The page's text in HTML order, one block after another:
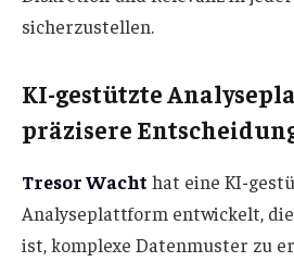
sicherzustellen.
KI-gestützte
präzisere
Tresor Wacht hat eine KI-
Analyseplattform entwickelt,
ist, komplexe Datenmuster zu